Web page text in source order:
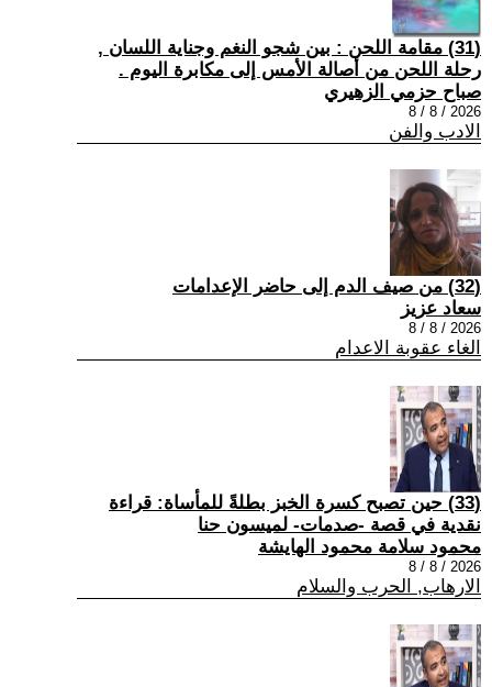
(31) مقامة اللحن : بين شجو النغم وجناية اللسان ,
رحلة اللحن من أصالة الأمس إلى مكابرة اليوم .
صباح حزمي الزهيري
2026 / 8 / 8
الادب والفن
(32) من صيف الدم إلى حاضر الإعدامات
سعاد عزيز
2026 / 8 / 8
الغاء عقوبة الاعدام
(33) حين تصبح كسرة الخبز بطلةً للمأساة: قراءة
نقدية في قصة -صدمات- لميسون حنا
محمود سلامة محمود الهايشة
2026 / 8 / 8
الارهاب, الحرب والسلام